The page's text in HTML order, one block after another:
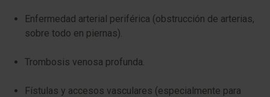
Enfermedad arterial periférica (obstrucción de arterias,
sobre todo en piernas).
Trombosis venosa profunda.
Fístulas y accesos vasculares (especialmente para